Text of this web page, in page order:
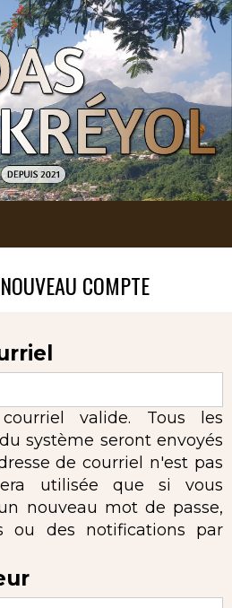
COMPTE
valide. Tous les
système seront envoyés
de courriel n'est pas
utilisée que si vous
nouveau mot de passe,
ou des notifications par